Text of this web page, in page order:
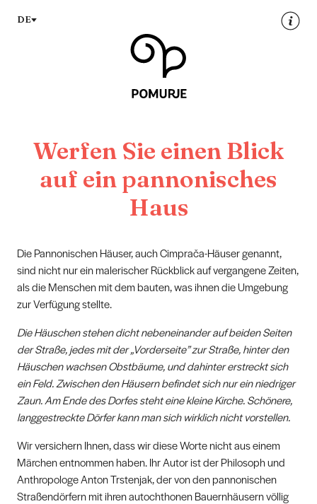
DE
Werfen Sie einen Blick
auf ein pannonisches
Haus
Die Pannonischen Häuser, auch Cimprača-Häuser genannt,
sind nicht nur ein malerischer Rückblick auf vergangene Zeiten,
als die Menschen mit dem bauten, was ihnen die Umgebung
zur Verfügung stellte.
Die Häuschen stehen dicht nebeneinander auf beiden Seiten
der Straße, jedes mit der „Vorderseite” zur Straße, hinter den
Häuschen wachsen Obstbäume, und dahinter erstreckt sich
ein Feld. Zwischen den Häusern befindet sich nur ein niedriger
Zaun. Am Ende des Dorfes steht eine kleine Kirche. Schönere,
langgestreckte Dörfer kann man sich wirklich nicht vorstellen.
Wir versichern Ihnen, dass wir diese Worte nicht aus einem
Märchen entnommen haben. Ihr Autor ist der Philosoph und
Anthropologe Anton Trstenjak, der von den pannonischen
Straßendörfern mit ihren autochthonen Bauernhäusern völlig